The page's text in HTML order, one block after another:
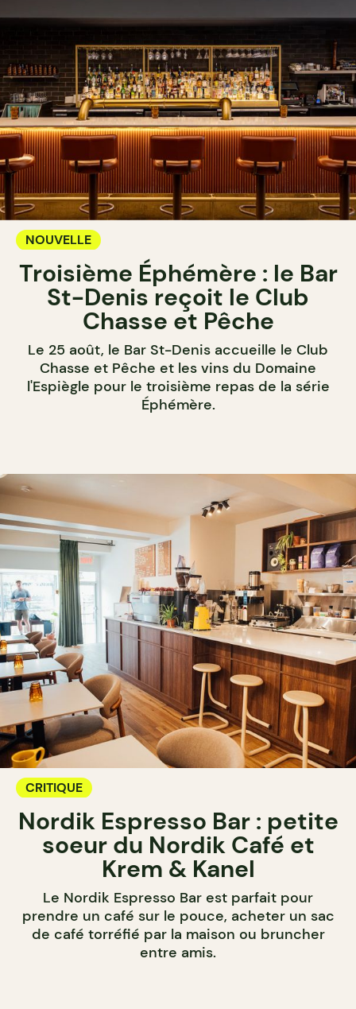
NOUVELLE
Troisième Éphémère : le Bar
St-Denis reçoit le Club
Chasse et Pêche
Le 25 août, le Bar St-Denis accueille le Club
Chasse et Pêche et les vins du Domaine
l'Espiègle pour le troisième repas de la série
Éphémère.
CRITIQUE
Nordik Espresso Bar : petite
soeur du Nordik Café et
Krem & Kanel
Le Nordik Espresso Bar est parfait pour
prendre un café sur le pouce, acheter un sac
de café torréfié par la maison ou bruncher
entre amis.